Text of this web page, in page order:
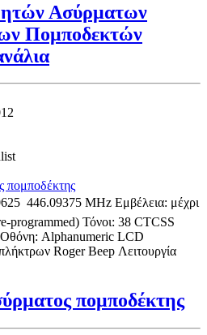
Ασύρματων
Πομποδεκτών
 446.09375 MHz Eμβέλεια: μέχρι
programmed) Τόνοι: 38 CTCSS
Alphanumeric LCD
Roger Beep Λειτουργία
πομποδέκτης